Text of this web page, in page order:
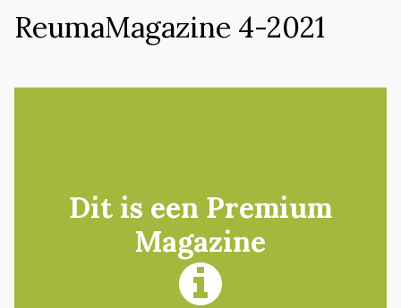
ReumaMagazine 4-2021
Dit is een Premium
Magazine